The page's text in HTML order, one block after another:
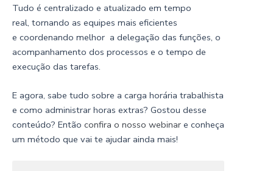
Tudo é centralizado e atualizado em tempo
real, tornando as equipes mais eficientes
e coordenando melhor a delegação das funções, o
acompanhamento dos processos e o tempo de
execução das tarefas.
E agora, sabe tudo sobre a carga horária trabalhista
e como administrar horas extras? Gostou desse
conteúdo? Então confira o nosso webinar e conheça
um método que vai te ajudar ainda mais!